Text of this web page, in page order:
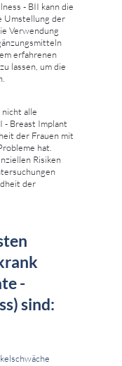
- BII kann die
Umstellung der
Verwendung
erfahrenen
lassen, um die
alle
- Breast Implant
der Frauen mit
hat.
Risiken
der
-
sind: